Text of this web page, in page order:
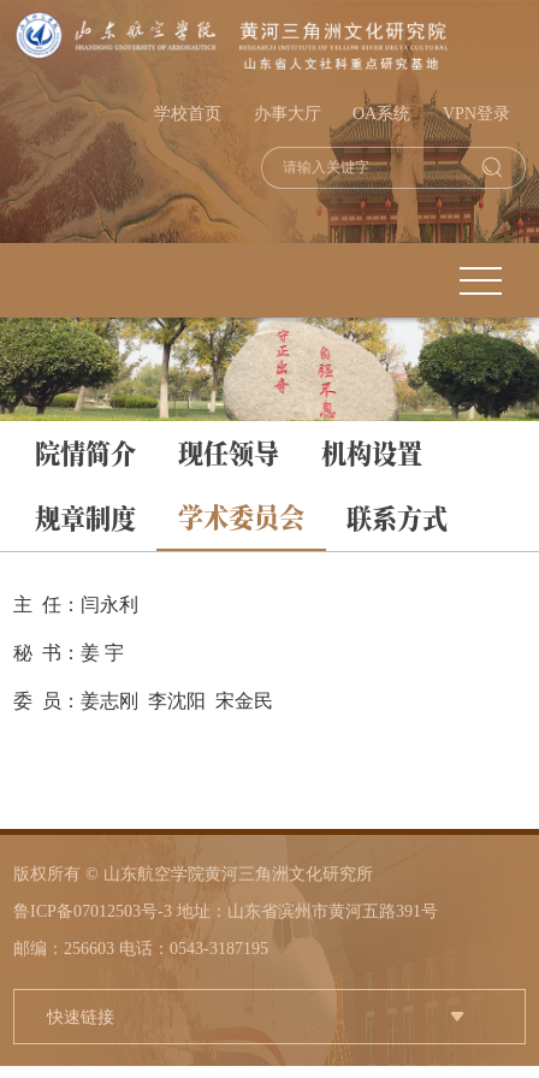
学校首页 办事大厅 OA系统 VPN登录
院情简介 现任领导
机构设置
规章制度
学术委员会 联系方式
主 任：闫永利
秘 书：姜 宇
委 员：姜志刚 李沈阳 宋金民
版权所有 © 山东航空学院黄河三角洲文化研究所
鲁ICP备07012503号-3 地址：山东省滨州市黄河五路391号
邮编：256603 电话：0543-3187195
快速链接